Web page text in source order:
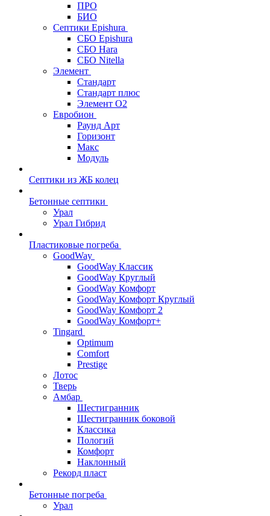
ПРО
БИО
Септики Epishura
СБО Epishura
СБО Hara
СБО Nitella
Элемент
Стандарт
Стандарт плюс
Элемент О2
Евробион
Раунд Арт
Горизонт
Макс
Модуль
Септики из ЖБ колец
Бетонные септики
Урал
Урал Гибрид
Пластиковые погреба
GoodWay
GoodWay Классик
GoodWay Круглый
GoodWay Комфорт
GoodWay Комфорт Круглый
GoodWay Комфорт 2
GoodWay Комфорт+
Tingard
Optimum
Comfort
Prestige
Лотос
Тверь
Амбар
Шестигранник
Шестигранник боковой
Классика
Пологий
Комфорт
Наклонный
Рекорд пласт
Бетонные погреба
Урал